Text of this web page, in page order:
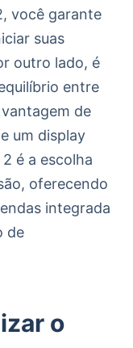
você garante
suas
outro lado, é
entre
de
um display
é a escolha
oferecendo
integrada
de
o